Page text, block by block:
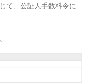
て、公証人手数料令に